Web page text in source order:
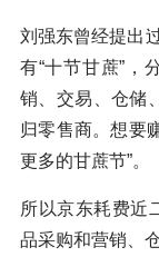
刘强东曾经提出
有“十节甘蔗”，
销、交易、仓储
归零售商。想要
更多的甘蔗节”。
所以京东耗费近
品采购和营销、